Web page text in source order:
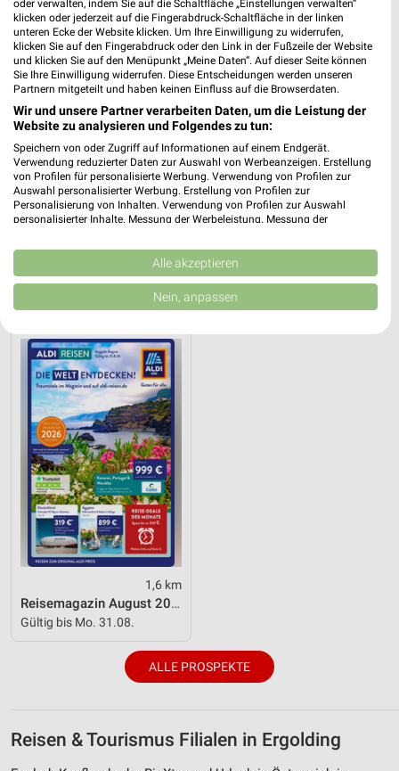
Gültig bis Mi. 12.08. Gültig bis Mo. 31.08.
1,6 km
Reisemagazin August 2026
Gültig bis Mo. 31.08.
ALLE PROSPEKTE
Reisen & Tourismus Filialen in Ergolding
oder verwalten, indem Sie auf die Schaltfläche „Einstellungen verwalten“
klicken oder jederzeit auf die Fingerabdruck-Schaltfläche in der linken
unteren Ecke der Website klicken. Um Ihre Einwilligung zu widerrufen,
klicken Sie auf den Fingerabdruck oder den Link in der Fußzeile der Website
und klicken Sie auf den Menüpunkt „Meine Daten“. Auf dieser Seite können
Sie Ihre Einwilligung widerrufen. Diese Entscheidungen werden unseren
Partnern mitgeteilt und haben keinen Einfluss auf die Browserdaten.
Wir und unsere Partner verarbeiten Daten, um die Leistung der
Website zu analysieren und Folgendes zu tun:
Speichern von oder Zugriff auf Informationen auf einem Endgerät.
Verwendung reduzierter Daten zur Auswahl von Werbeanzeigen. Erstellung
von Profilen für personalisierte Werbung. Verwendung von Profilen zur
Auswahl personalisierter Werbung. Erstellung von Profilen zur
Personalisierung von Inhalten. Verwendung von Profilen zur Auswahl
personalisierter Inhalte. Messung der Werbeleistung. Messung der
Kombinationen von Daten aus verschiedenen Quellen. Entwicklung und
Verbesserung der Angebote. Verwendung reduzierter Daten zur Auswahl
von Inhalten.
Daten können außerhalb der Europäischen Union weitergegeben und in die
Website/App.
Partnerliste anzeigen (1 IAB-Anbieter)
Wir nutzen Ihre Daten für folgende Zwecke:
IAB-Verarbeitungszwecke:
Speichern von oder Zugriff auf Informationen
auf einem Endgerät
Verwendung reduzierter Daten zur Auswahl von
Werbeanzeigen
Erstellung von Profilen für personalisierte
Werbung
Verwendung von Profilen zur Auswahl
personalisierter Werbung
Messung der Werbeleistung
Alle akzeptieren
Nein, anpassen